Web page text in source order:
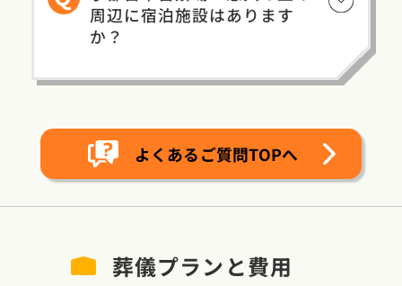
周辺に宿泊施設はあります
か？
よくあるご質問TOPへ
葬儀プランと費用